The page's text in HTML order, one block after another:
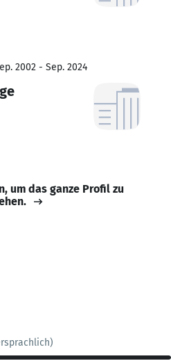
2002 - Sep. 2024
um das ganze Profil zu